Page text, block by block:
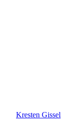
Kresten Gissel